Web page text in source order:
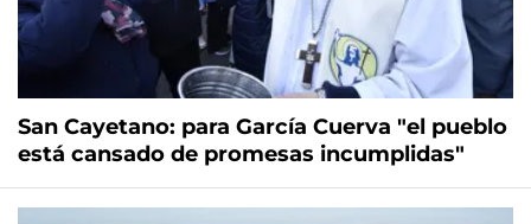
San Cayetano: para García Cuerva "el pueblo
está cansado de promesas incumplidas"